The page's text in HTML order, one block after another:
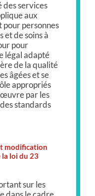
des services
aux
pour personnes
et de soins à
pour
légal adapté
de la qualité
âgées et se
appropriés
œuvre par les
standards
modification
la loi du 23
sur les